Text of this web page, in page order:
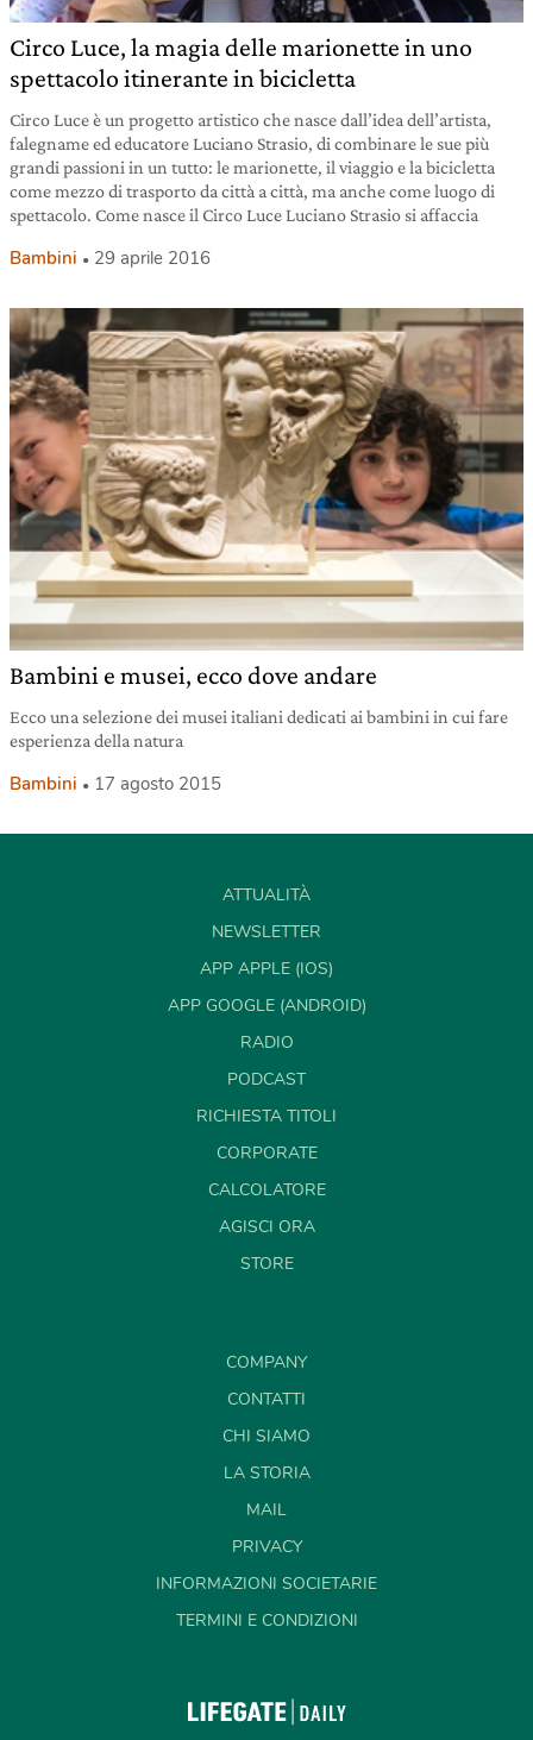
Circo Luce, la magia delle marionette in uno
spettacolo itinerante in bicicletta
Circo Luce è un progetto artistico che nasce dall’idea dell’artista,
falegname ed educatore Luciano Strasio, di combinare le sue più
grandi passioni in un tutto: le marionette, il viaggio e la bicicletta
come mezzo di trasporto da città a città, ma anche come luogo di
spettacolo. Come nasce il Circo Luce Luciano Strasio si affaccia
Bambini 29 aprile 2016
Bambini e musei, ecco dove andare
Ecco una selezione dei musei italiani dedicati ai bambini in cui fare
esperienza della natura
Bambini 17 agosto 2015
ATTUALITÀ
NEWSLETTER
APP APPLE (IOS)
APP GOOGLE (ANDROID)
RADIO
PODCAST
RICHIESTA TITOLI
CORPORATE
CALCOLATORE
AGISCI ORA
STORE
COMPANY
CONTATTI
CHI SIAMO
LA STORIA
MAIL
PRIVACY
INFORMAZIONI SOCIETARIE
TERMINI E CONDIZIONI